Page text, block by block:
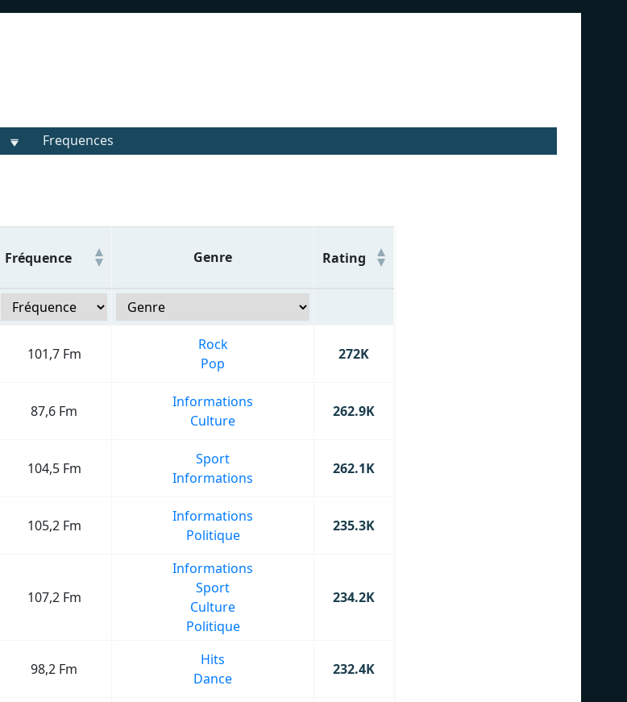
Frequences
Fréquence Genre Rating
101,7 Fm
Rock
Pop
272K
87,6 Fm
Informations
Culture
262.9K
104,5 Fm
Sport
Informations
262.1K
105,2 Fm
Informations
Politique
235.3K
107,2 Fm
Informations
Sport
Culture
Politique
234.2K
98,2 Fm
Hits
Dance
232.4K